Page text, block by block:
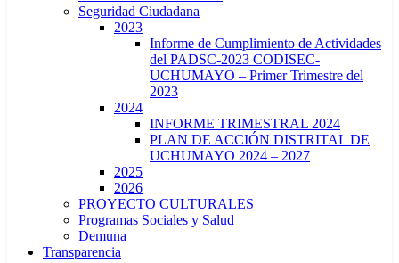
Seguridad Ciudadana
2023
Informe de Cumplimiento de Actividades
del PADSC-2023 CODISEC-
UCHUMAYO – Primer Trimestre del
2023
2024
INFORME TRIMESTRAL 2024
PLAN DE ACCIÓN DISTRITAL DE
UCHUMAYO 2024 – 2027
2025
2026
PROYECTO CULTURALES
Programas Sociales y Salud
Demuna
Transparencia